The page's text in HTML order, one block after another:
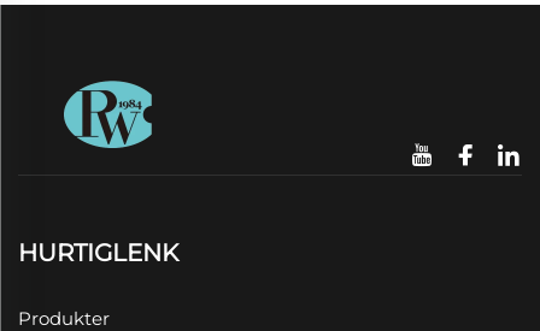
HURTIGLENK
Produkter